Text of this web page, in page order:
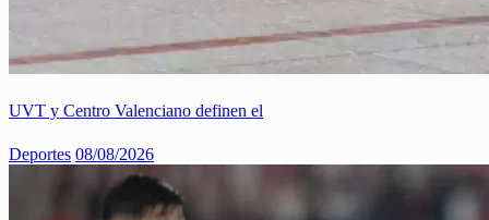
UVT y Centro Valenciano definen el
Deportes 08/08/2026